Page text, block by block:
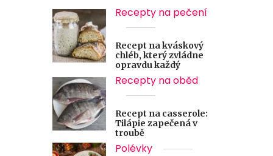
Recepty na pečení
Recept na kváskový
chléb, který zvládne
opravdu každý
Recepty na oběd
Recept na casserole:
Tilápie zapečená v
troubě
Polévky